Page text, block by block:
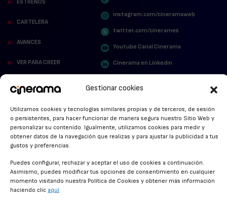
Gestionar cookies
Utilizamos cookies y tecnologías similares propias y de terceros, de sesión
o persistentes, para hacer funcionar de manera segura nuestro Sitio Web y
personalizar su contenido. Igualmente, utilizamos cookies para medir y
obtener datos de la navegación que realizas y para ajustar la publicidad a tus
gustos y preferencias.
Puedes configurar, rechazar y aceptar el uso de cookies a continuación.
Asimismo, puedes modificar tus opciones de consentimiento en cualquier
momento visitando nuestra Política de Cookies y obtener más información
haciendo clic aquí
ESTRENOS
CARTELERA
AVANCES
VER PARA CREER
ALFOMBRA ROJA
ANUNCIOS DE CINE
instagram.com/cineramaweb
twitter.com/cinerames
Youtube Canal Cinerama
Cinerama en Linkedin